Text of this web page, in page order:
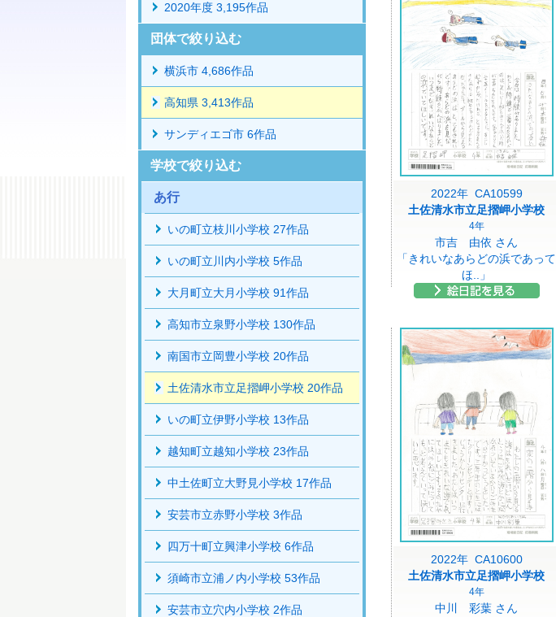
2022年 CA10599
土佐清水市立足摺岬小学校
4年
市吉 由依 さん
「きれいなあらどの浜であって
ほ..」
2022年 CA10600
土佐清水市立足摺岬小学校
4年
中川 彩葉 さん
2020年度 3,195作品
団体で絞り込む
横浜市 4,686作品
高知県 3,413作品
サンディエゴ市 6作品
学校で絞り込む
あ行
いの町立枝川小学校 27作品
いの町立川内小学校 5作品
大月町立大月小学校 91作品
高知市立泉野小学校 130作品
南国市立岡豊小学校 20作品
土佐清水市立足摺岬小学校 20作品
いの町立伊野小学校 13作品
越知町立越知小学校 23作品
中土佐町立大野見小学校 17作品
安芸市立赤野小学校 3作品
四万十町立興津小学校 6作品
須崎市立浦ノ内小学校 53作品
安芸市立穴内小学校 2作品